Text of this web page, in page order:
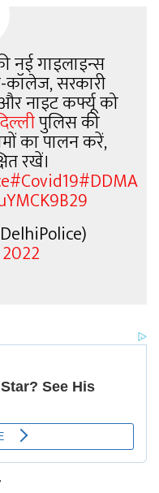
नई गाइलाइन्स
कॉलेज, सरकारी
नाइट कर्फ्यू को
पुलिस की
का पालन करें,
रखें।
#Covid19#DDMA